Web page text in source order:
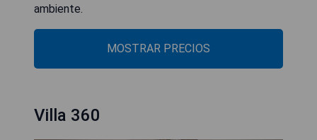
ambiente.
MOSTRAR PRECIOS
Villa 360